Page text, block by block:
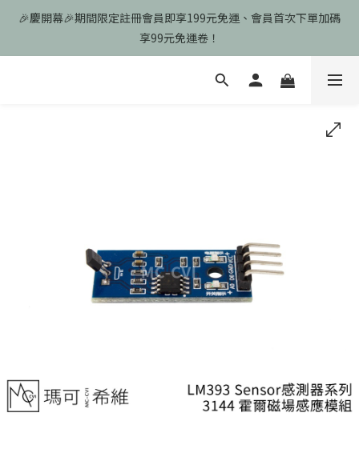
🎉慶開幕🎉期間限定註冊會員即享199元免運、會員首次下單加碼
享99元免運卷！
享99元免運卷！
歡迎光臨瑪可希維，本站商品皆為台灣現貨、含稅可打統編
🎉慶開幕🎉期間限定註冊會員即享199元免運、會員首次下單加碼